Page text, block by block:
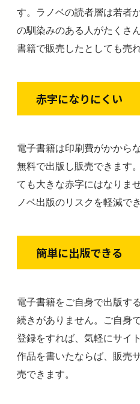
す。ラノベの読者層は若者
の馴染みのある人がたくさ
書籍で販売したとしても売
赤字になりにくい
電子書籍は印刷費がかから
無料で出版し販売できます
ても大きな赤字にはなりま
ノベ出版のリスクを軽減で
簡単に出版できる
電子書籍をご自身で出版す
続きがありません。ご自身
登録をすれば、気軽にサイ
作品を書いたならば、販売
売できます。